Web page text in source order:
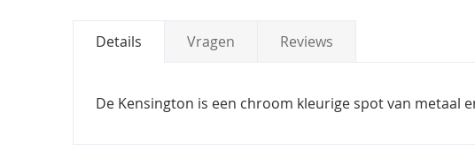
Details Vragen Reviews
De Kensington is een chroom kleurige spot van metaal